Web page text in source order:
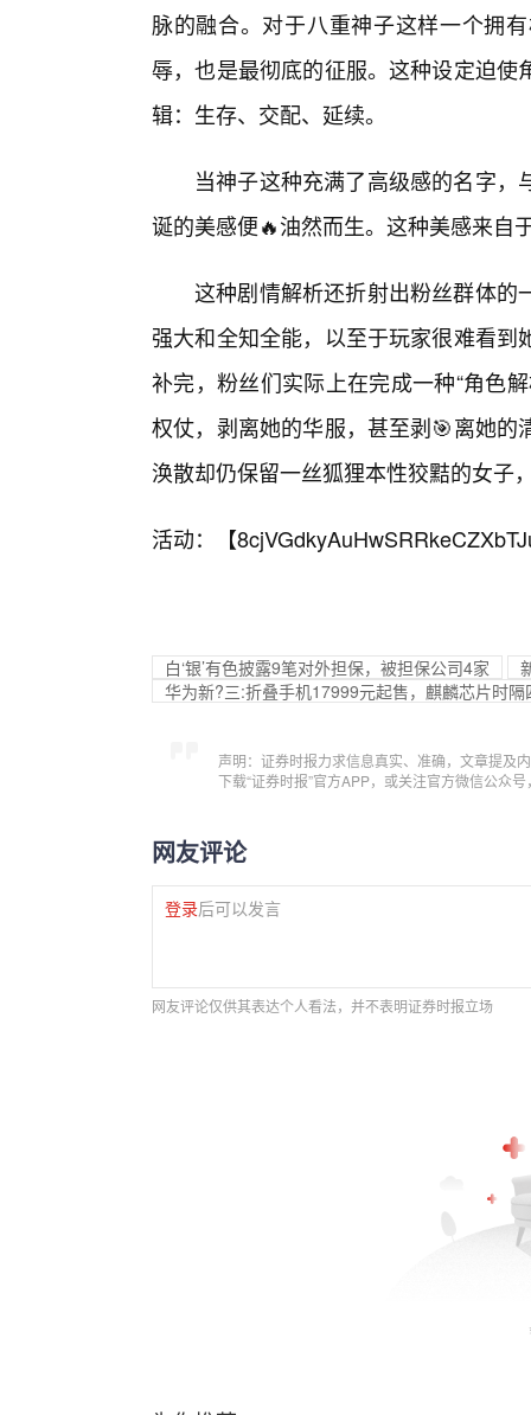
脉的融合。对于八重神子这样一个拥
辱，也是最彻底的征服。这种设定迫
辑：生存、交配、延续。
当神子这种充满了高级感的名字
诞的美感便🔥油然而生。这种美感来自
这种剧情解析还折射出粉丝群体的
强大和全知全能，以至于玩家很难看
补完，粉丝们实际上在完成一种“角色
权仗，剥离她的华服，甚至剥🎯离她
涣散却仍保留一丝狐狸本性狡黠的女子
活动：【
白‘银’有色披露9笔对外担保，被担保公司4家
华为新?三:折叠手机17999元起售，麒麟芯片时隔
声明：证券时报力求信息真实、准确，文章提及
下载“证券时报”官方APP，或关注官方微信公众
网友评论
登录后可以发言
网友评论仅供其表达个人看法，并不表明证券时报立场